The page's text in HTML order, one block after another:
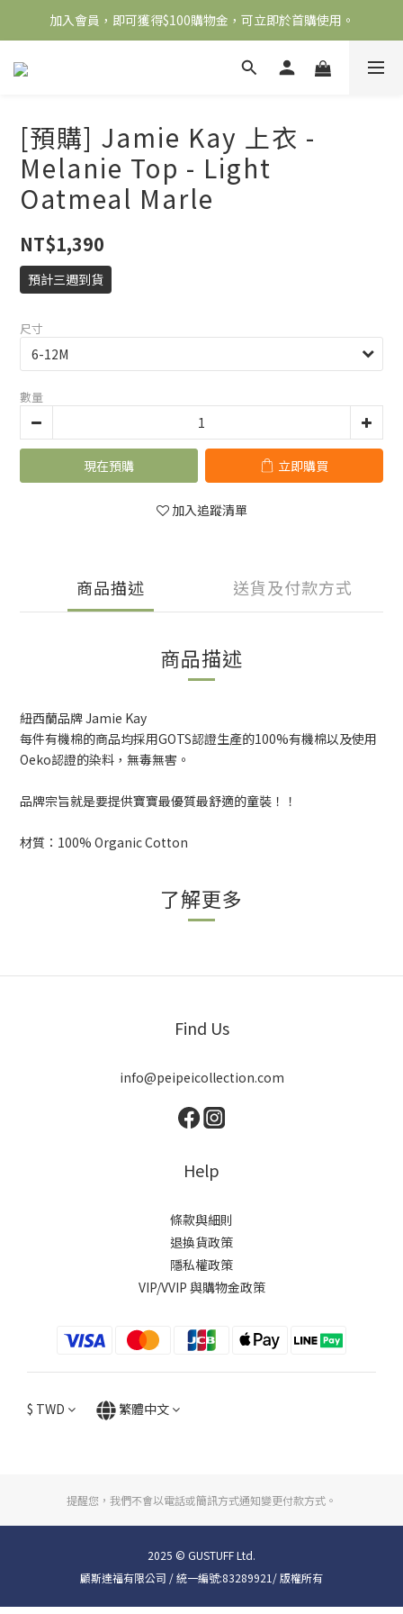
全館滿2000免運
加入會員，即可獲得$100購物金，可立即於首購使用。
滿5000送500購物金，滿8000送800購物金
[預購] Jamie Kay 上衣 -
Melanie Top - Light
Oatmeal Marle
NT$1,390
預計三週到貨
尺寸
數量
現在預購 立即購買
加入追蹤清單
商品描述 送貨及付款方式
商品描述
紐西蘭品牌 Jamie Kay
每件有機棉的商品均採用GOTS認證生產的100%有機棉以及使用
Oeko認證的染料，無毒無害。
品牌宗旨就是要提供寶寶最優質最舒適的童裝！！
材質：100% Organic Cotton
了解更多
Find Us
info@peipeicollection.com
Help
條款與細則
退換貨政策
隱私權政策
VIP/VVIP 與購物金政策
$ TWD 繁體中文
提醒您，我們不會以電話或簡訊方式通知變更付款方式。
2025 © GUSTUFF Ltd.
顧斯達福有限公司 / 統一編號:83289921/ 版權所有